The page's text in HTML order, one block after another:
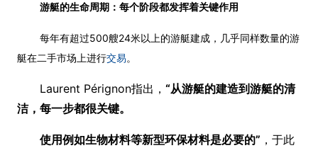
游艇的生命周期：每个阶段都发挥着关键作用
每年有超过500艘24米以上的游艇建成，几乎同样数量的游
艇在二手市场上进行交易。
Laurent Pérignon指出， “从游艇的建造到游艇的清
洁，每一步都很关键。
使用例如生物材料等新型环保材料是必要的” ，于此